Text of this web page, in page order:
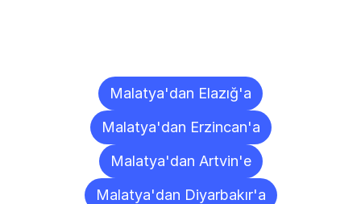
Malatya'dan Elazığ'a
Malatya'dan Erzincan'a
Malatya'dan Artvin'e
Malatya'dan Diyarbakır'a